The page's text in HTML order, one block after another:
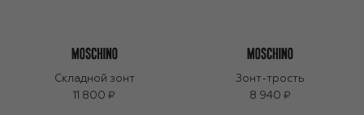
Складной зонт
11 800 ₽
Зонт-трость
8 940 ₽